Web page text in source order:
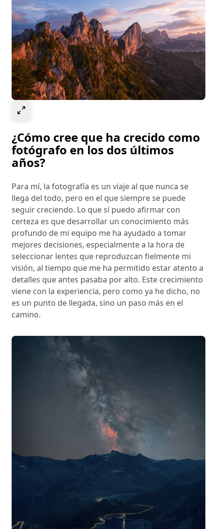
¿Cómo cree que ha crecido como
fotógrafo en los dos últimos
años?
Para mí, la fotografía es un viaje al que nunca se
llega del todo, pero en el que siempre se puede
seguir creciendo. Lo que sí puedo afirmar con
certeza es que desarrollar un conocimiento más
profundo de mi equipo me ha ayudado a tomar
mejores decisiones, especialmente a la hora de
seleccionar lentes que reproduzcan fielmente mi
visión, al tiempo que me ha permitido estar atento a
detalles que antes pasaba por alto. Este crecimiento
viene con la experiencia, pero como ya he dicho, no
es un punto de llegada, sino un paso más en el
camino.